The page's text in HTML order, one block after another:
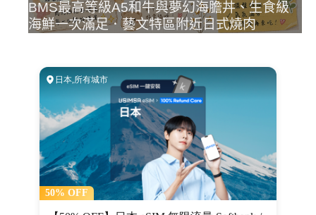
BMS最高等級A5和牛與夢幻海膽丼、生食級
海鮮一次滿足．藝文特區附近日式燒肉